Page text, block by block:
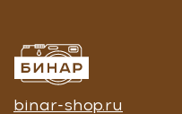
binar-shop.ru